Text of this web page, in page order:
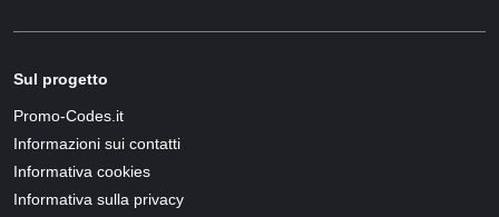
Sul progetto
Promo-Codes.it
Informazioni sui contatti
Informativa cookies
Informativa sulla privacy